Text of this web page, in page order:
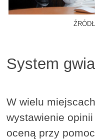
System
W wielu
wystawienie
oceną przy